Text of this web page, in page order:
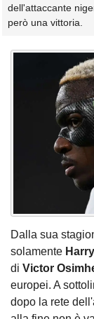
dell'attaccante
però una vittoria.
Dalla sua
solamente
di Victor
europei. A
dopo la rete